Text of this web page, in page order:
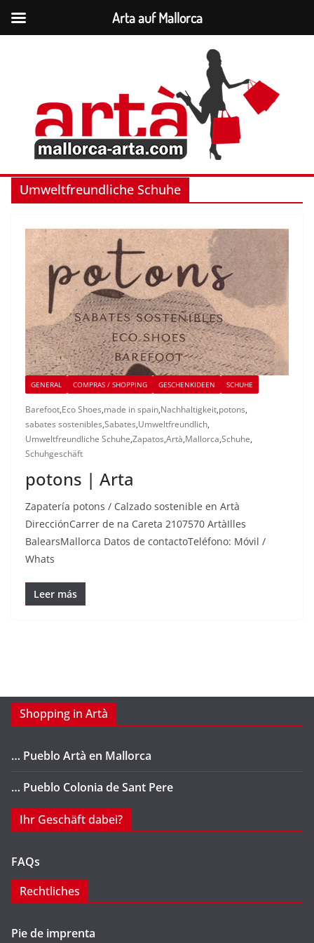
Umweltfreundliche Schuhe
GENERAL COMPRAS / SHOPPING GESCHENKIDEEN SCHUHE
Barefoot,Eco Shoes,made in spain,Nachhaltigkeit,potons,
sabates sostenibles,Sabates,Umweltfreundlich,
Umweltfreundliche Schuhe,Zapatos,Artà,Mallorca,Schuhe,
Schuhgeschäft
potons | Arta
Zapatería potons / Calzado sostenible en Artà
DirecciónCarrer de na Careta 2107570 ArtàIlles
BalearsMallorca Datos de contactoTeléfono: Móvil /
Whats
Leer más
Shopping in Artà
… Pueblo Artà en Mallorca
… Pueblo Colonia de Sant Pere
Ihr Geschäft dabei?
FAQs
Rechtliches
Pie de imprenta
Arta auf Mallorca